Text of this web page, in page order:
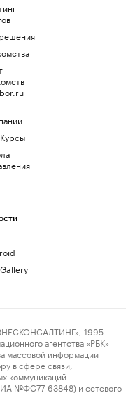
1995–
агентства «РБК»
массовой информации
в сфере связи,
коммуникаций
№ФС77-63848) и сетевого